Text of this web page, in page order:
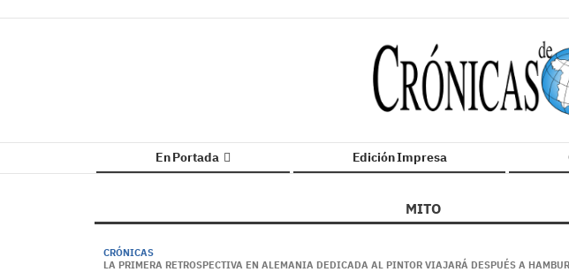
En Portada Edición Impresa
MITO
CRÓNICAS
LA PRIMERA RETROSPECTIVA EN ALEMANIA DEDICADA AL PINTOR VIAJARÁ DESPUÉS A